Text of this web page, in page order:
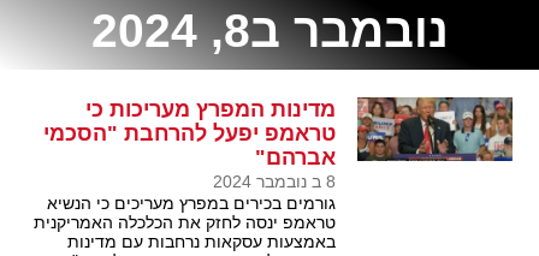
נובמבר ב8, 2024
מדינות המפרץ מעריכות כי
טראמפ יפעל להרחבת "הסכמי
אברהם"
8 ב נובמבר 2024
גורמים בכירים במפרץ מעריכים כי הנשיא
טראמפ ינסה לחזק את הכלכלה האמריקנית
באמצעות עסקאות נרחבות עם מדינות